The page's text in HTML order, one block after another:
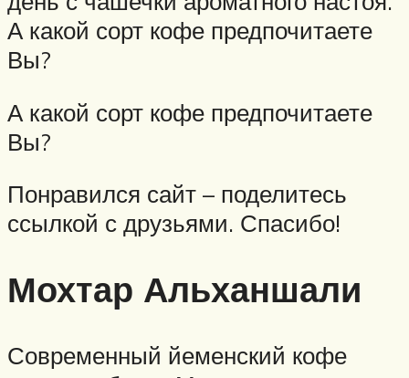
А какой сорт кофе предпочитаете
Вы?
А какой сорт кофе предпочитаете
Вы?
Понравился сайт – поделитесь
ссылкой с друзьями. Спасибо!
Мохтар Альханшали
Современный йеменский кофе